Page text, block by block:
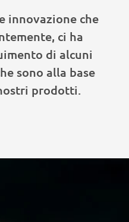
innovazione che
ci ha
di alcuni
sono alla base
prodotti.